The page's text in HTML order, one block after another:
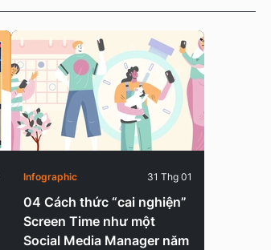
04 Cách thức “cai nghiện”
Screen Time như một
Social Media Manager năm
Infographic 31 Thg 01